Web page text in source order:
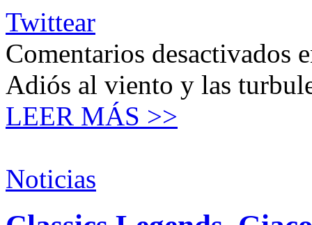
Twittear
Comentarios desactivados
Adiós al viento y las
LEER MÁS >>
Noticias